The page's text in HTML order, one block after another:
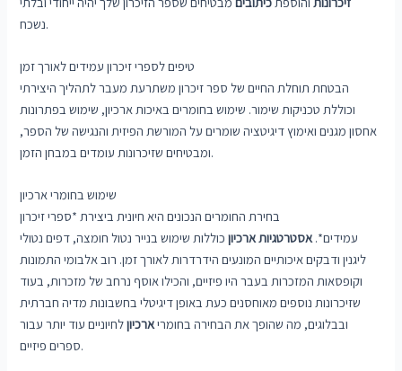
נשכח.
טיפים לספרי זיכרון עמידים לאורך זמן
הבטחת תוחלת החיים של ספר זיכרון משתרעת מעבר לתהליך היצירתי
וכוללת טכניקות שימור. שימוש בחומרים באיכות ארכיון, שימוש בפתרונות
אחסון מגנים ואימוץ דיגיטציה שומרים על המורשת הפיזית והנגישה של הספר,
ומבטיחים שזיכרונות עומדים במבחן הזמן.
שימוש בחומרי ארכיון
בחירת החומרים הנכונים היא חיונית ביצירת *ספרי זיכרון
עמידים*.אסטרטגיות ארכיוןכוללות שימוש בנייר נטול חומצה, דפים נטולי
ליגנין ודבקים איכותיים המונעים הידרדרות לאורך זמן. רוב אלבומי התמונות
וקופסאות המזכרות בעבר היו פיזיים, והכילו אוסף נרחב של מזכרות, בעוד
שזיכרונות נוספים מאוחסנים כעת באופן דיגיטלי בחשבונות מדיה חברתית
ובבלוגים, מה שהופך את הבחירה בחומריארכיוןלחיוניים עוד יותר עבור
ספרים פיזיים.